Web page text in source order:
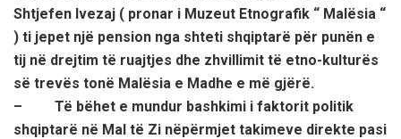
Shtjefen Ivezaj ( pronar i Muzeut Etnografik “ Malësia “
) ti jepet një pension nga shteti shqiptarë për punën e
tij në drejtim të ruajtjes dhe zhvillimit të etno-kulturës
së trevës tonë Malësia e Madhe e më gjërë.
– Të bëhet e mundur bashkimi i faktorit politik
shqiptarë në Mal të Zi nëpërmjet takimeve direkte pasi